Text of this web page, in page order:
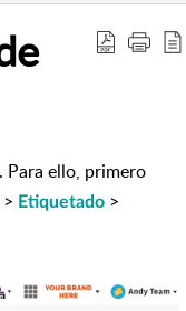
. Para ello, primero
> Etiquetado >